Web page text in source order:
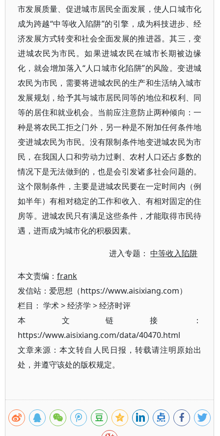
市发展质量、促进城市居民全面发展，使人口城市化
成为跨越“中等收入陷阱”的引擎，成为科技进步、经
济发展方式转变和社会全面发展的推进器。其三，变
进城农民为市民。如果进城农民在城市长期被边缘
化，就会增加落入“人口城市化陷阱”的风险。变进城
农民为市民，需要将进城农民的生产和生活纳入城市
发展规划，给予其与城市居民同等的地位和权利、同
等的居住和就业机会。当前应注意防止两种倾向：一
种是将农民工拒之门外，另一种是不附加任何条件地
变进城农民为市民。没有限制条件地变进城农民为市
民，在我国人口和劳动力过剩、农村人口还占多数的
情况下是无法做到的，也是会引发诸多社会问题的。
这个限制条件，主要是进城农民要在一定时间内（例
如半年）有相对稳定的工作和收入、有相对固定的住
房等。进城农民只有满足这些条件，才能取得市民待
遇，进而成为城市化的积极因素。
进入专题：中等收入陷阱
本文责编： frank
发信站：爱思想（https://www.aisixiang.com）
栏目： 学术>经济学 >经济时评
本文链接：
https://www.aisixiang.com/data/40470.html
文章来源：本文转自人民日报，转载请注明原始出
处，并遵守该处的版权规定。